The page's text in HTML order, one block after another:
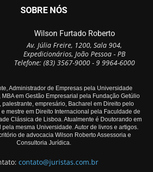
SOBRE NÓS
Wilson Furtado Roberto
Av. Júlia Freire, 1200, Sala 904,
Expedicionários, João Pessoa - PB
Telefone: (83) 3567-9000 - 9 9964-6000
Administrador de Empresas pela Universidade
MBA em Gestão Empresarial pela Fundação Getúlio
palestrante, empresário, Bacharel em Direito pelo
mestre em Direito Internacional pela Faculdade de
Clássica de Lisboa. Atualmente é Doutorando em
pela mesma Universidade. Autor de livros e artigos.
de advocacia Wilson Roberto Assessoria e
Consultoria Jurídica.
contato@juristas.com.br